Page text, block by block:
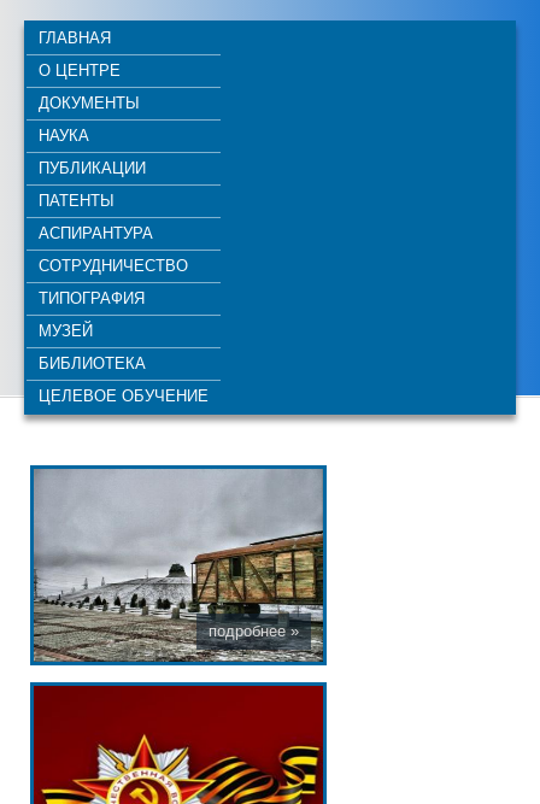
ГЛАВНАЯ
О ЦЕНТРЕ
ДОКУМЕНТЫ
НАУКА
ПУБЛИКАЦИИ
ПАТЕНТЫ
АСПИРАНТУРА
СОТРУДНИЧЕСТВО
ТИПОГРАФИЯ
МУЗЕЙ
БИБЛИОТЕКА
ЦЕЛЕВОЕ ОБУЧЕНИЕ